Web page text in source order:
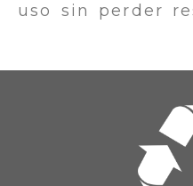
uso sin perder